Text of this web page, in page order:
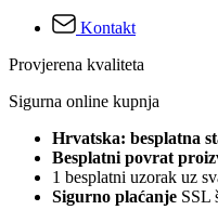
Kontakt
Provjerena kvaliteta
Sigurna online kupnja
Hrvatska: besplatna
Besplatni povrat
1 besplatni uzorak uz
Sigurno plaćanje SSL